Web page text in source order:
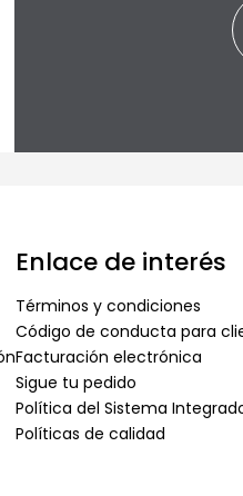
Enlace de interés
Términos y condiciones
Código de conducta para
Facturación electrónica
Sigue tu pedido
Política del Sistema
Políticas de calidad